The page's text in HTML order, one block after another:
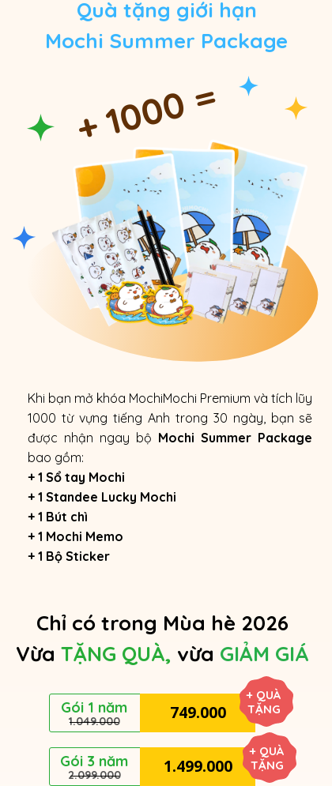
+ 1000 =
Khi bạn mở khóa MochiMochi Premium và tích lũy
1000 từ vựng tiếng Anh trong 30 ngày, bạn sẽ
được nhận ngay bộ Mochi Summer Package
bao gồm:
+ 1 Sổ tay Mochi
+ 1 Standee Lucky Mochi
+ 1 Bút chì
+ 1 Mochi Memo
+ 1 Bộ Sticker
Quà tặng giới hạn
Mochi Summer Package
Chỉ có trong Mùa hè 2026
VừaTẶNG QUÀ, vừa GIẢM GIÁ
749.000
Gói 1 năm
1.049.000
1.499.000
Gói 3 năm
2.099.000
+ QUÀ
TẶNG
+ QUÀ
TẶNG